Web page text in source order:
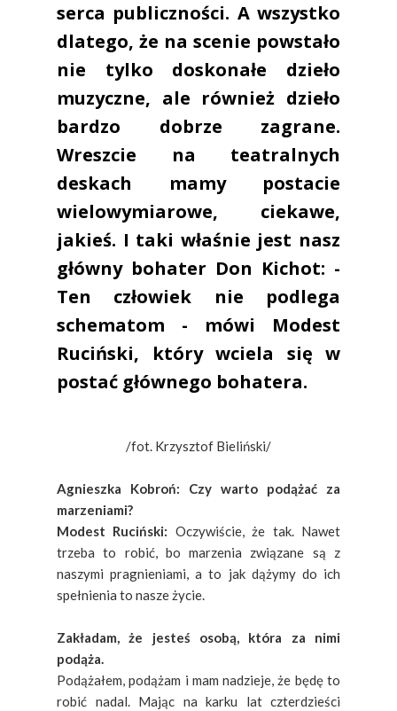
serca publiczności. A wszystko
dlatego, że na scenie powstało
nie tylko doskonałe dzieło
muzyczne, ale również dzieło
bardzo dobrze zagrane.
Wreszcie na teatralnych
deskach mamy postacie
wielowymiarowe, ciekawe,
jakieś. I taki właśnie jest nasz
główny bohater Don Kichot: -
Ten człowiek nie podlega
schematom - mówi Modest
Ruciński, który wciela się w
postać głównego bohatera.
/fot. Krzysztof Bieliński/
Agnieszka Kobroń: Czy warto podążać za
marzeniami?
Modest Ruciński: Oczywiście, że tak. Nawet
trzeba to robić, bo marzenia związane są z
naszymi pragnieniami, a to jak dążymy do ich
spełnienia to nasze życie.
Zakładam, że jesteś osobą, która za nimi
podąża.
Podążałem, podążam i mam nadzieje, że będę to
robić nadal. Mając na karku lat czterdzieści